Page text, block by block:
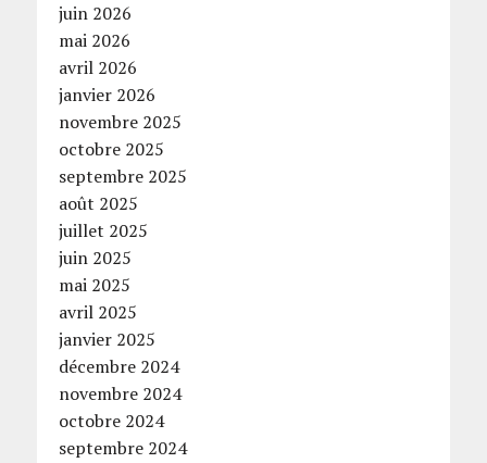
juin 2026
mai 2026
avril 2026
janvier 2026
novembre 2025
octobre 2025
septembre 2025
août 2025
juillet 2025
juin 2025
mai 2025
avril 2025
janvier 2025
décembre 2024
novembre 2024
octobre 2024
septembre 2024